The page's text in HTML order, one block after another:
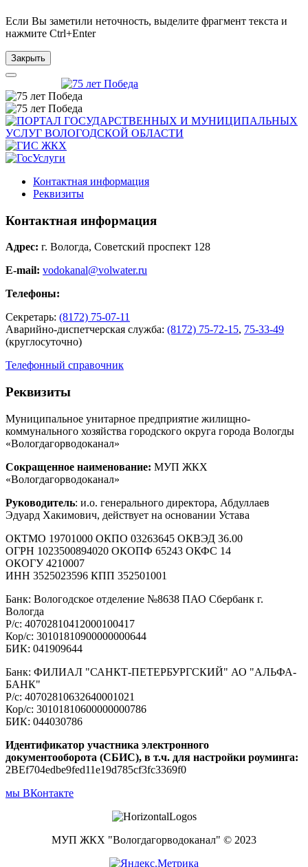
Если Вы заметили неточность, выделите фрагмент текста и
нажмите Ctrl+Enter
Закрыть
Контактная информация
Реквизиты
Контактная информация
Адрес: г. Вологда, Советский проспект 128
E-mail: vodokanal@volwater.ru
Телефоны:
Секретарь: (8172) 75-07-11
Аварийно-диспетчерская служба: (8172) 75-72-15, 75-33-49
(круглосуточно)
Телефонный справочник
Реквизиты
Муниципальное унитарное предприятие жилищно-
коммунального хозяйства городского округа города Вологды
«Вологдагорводоканал»
Сокращенное наименование: МУП ЖКХ
«Вологдагорводоканал»
Руководитель: и.о. генерального директора, Абдуллаев
Эдуард Хакимович, действует на основании Устава
ОКТМО 19701000 ОКПО 03263645 ОКВЭД 36.00
ОГРН 1023500894020 ОКОПФ 65243 ОКФС 14
ОКОГУ 4210007
ИНН 3525023596 КПП 352501001
Банк: Вологодское отделение №8638 ПАО Сбербанк г.
Вологда
Р/с: 40702810412000100417
Кор/с: 30101810900000000644
БИК: 041909644
Банк: ФИЛИАЛ "САНКТ-ПЕТЕРБУРГСКИЙ" АО "АЛЬФА-
БАНК"
Р/с: 40702810632640001021
Кор/с: 30101810600000000786
БИК: 044030786
Идентификатор участника электронного
документооборота (СБИС), в т.ч. для настройки роуминга:
2BEf704edbe9fed11e19d785cf3fc3369f0
мы ВКонтакте
МУП ЖКХ "Вологдагорводоканал" © 2023